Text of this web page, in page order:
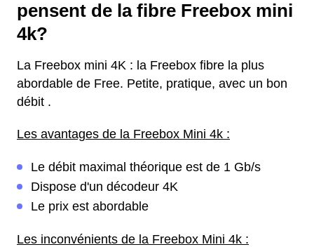
pensent de la fibre Freebox mini
4k?
La Freebox mini 4K : la Freebox fibre la plus
abordable de Free. Petite, pratique, avec un bon
débit .
Les avantages de la Freebox Mini 4k :
Le débit maximal théorique est de 1 Gb/s
Dispose d'un décodeur 4K
Le prix est abordable
Les inconvénients de la Freebox Mini 4k :